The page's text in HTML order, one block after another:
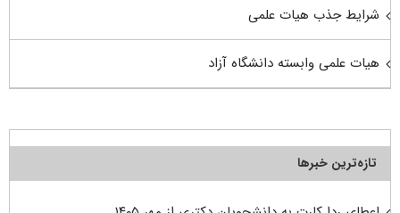
شرایط جذب هیات علمی
هیات علمی وابسته دانشگاه آزاد
تازه‌ترین خبرها